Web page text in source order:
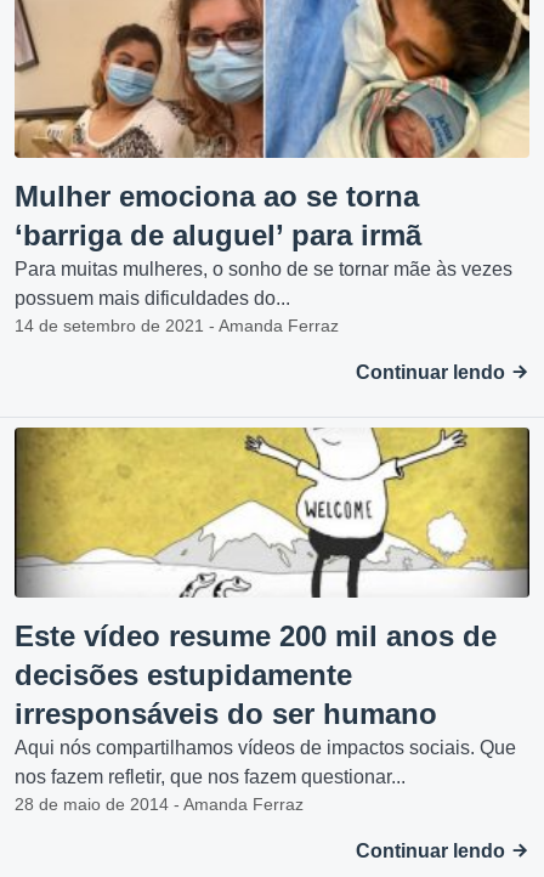
Mulher emociona ao se torna
‘barriga de aluguel’ para irmã
Para muitas mulheres, o sonho de se tornar mãe às vezes
possuem mais dificuldades do...
14 de setembro de 2021 - Amanda Ferraz
Continuar lendo
Este vídeo resume 200 mil anos de
decisões estupidamente
irresponsáveis do ser humano
Aqui nós compartilhamos vídeos de impactos sociais. Que
nos fazem refletir, que nos fazem questionar...
28 de maio de 2014 - Amanda Ferraz
Continuar lendo